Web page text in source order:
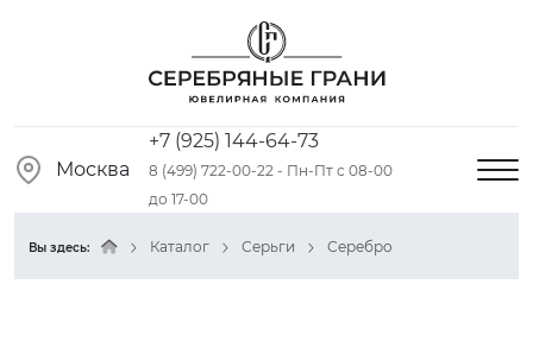
Москва
+7 (925) 144-64-73
8 (499) 722-00-22 - Пн-Пт с 08-00
до 17-00
Вы здесь: Каталог Серьги Серебро